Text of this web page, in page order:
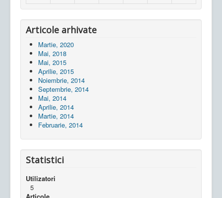
Articole arhivate
Martie, 2020
Mai, 2018
Mai, 2015
Aprilie, 2015
Noiembrie, 2014
Septembrie, 2014
Mai, 2014
Aprilie, 2014
Martie, 2014
Februarie, 2014
Statistici
Utilizatori
5